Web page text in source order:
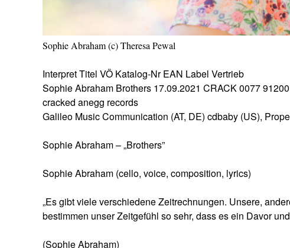
Sophie Abraham (c) Theresa Pewal
Interpret Titel VÖ Katalog-Nr EAN Label Vertrieb
Sophie Abraham Brothers 17.09.2021 CRACK 0077
cracked anegg records
Galileo Music Communication (AT, DE) cdbaby (US),
Sophie Abraham – „Brothers”
Sophie Abraham (cello, voice, composition, lyrics)
„Es gibt viele verschiedene Zeitrechnungen. Unsere,
bestimmen unser Zeitgefühl so sehr, dass es ein Davor
(Sophie Abraham)